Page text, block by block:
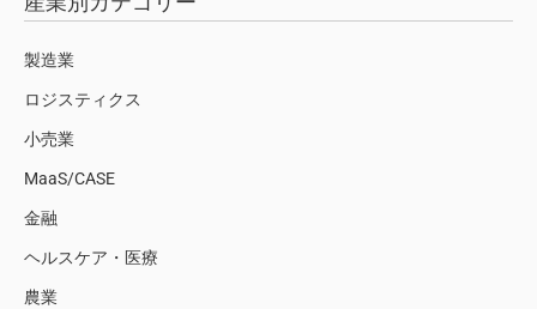
製造業
ロジスティクス
小売業
MaaS/CASE
金融
ヘルスケア・医療
農業